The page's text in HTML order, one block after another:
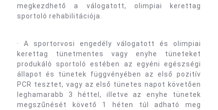
megkezdhető a válogatott, olimpiai kerettag
sportoló rehabilitációja.
· A sportorvosi engedély válogatott és olimpiai
kerettag tünetmentes vagy enyhe tüneteket
produkáló sportoló estében az egyéni egészségi
állapot és tünetek függvényében az első pozitív
PCR tesztet, vagy az első tünetes napot követően
leghamarabb 3 héttel, illetve az enyhe tünetek
megszűnését követő 1 héten túl adható meg